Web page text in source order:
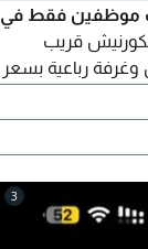
موظفين فقط في
قريب
بسعر 650 مع بلكون وغرفة رباعية بسعر
بسعر 550 بدون بلكون (خدمات - هدوء
3